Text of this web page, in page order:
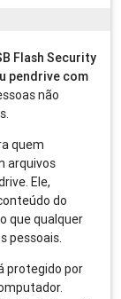
Flash Security
pendrive com
não
quem
arquivos
Ele,
do
que qualquer
pessoais.
protegido por